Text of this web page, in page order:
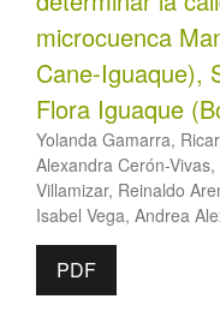
microcuenca
Cane-Iguaque),
Flora Iguaque
Yolanda Gamarra,
Alexandra Cerón-
Villamizar, Reinaldo
Isabel Vega, Andrea
PDF